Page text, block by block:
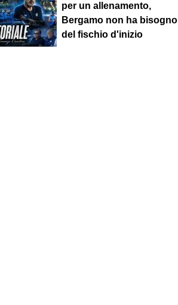
per un allenamento,
Bergamo non ha bisogno
del fischio d'inizio